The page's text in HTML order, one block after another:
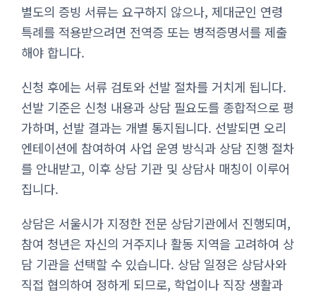
별도의 증빙 서류는 요구하지 않으나, 제대군인 연령
특례를 적용받으려면 전역증 또는 병적증명서를 제출
해야 합니다.
신청 후에는 서류 검토와 선발 절차를 거치게 됩니다.
선발 기준은 신청 내용과 상담 필요도를 종합적으로 평
가하며, 선발 결과는 개별 통지됩니다. 선발되면 오리
엔테이션에 참여하여 사업 운영 방식과 상담 진행 절차
를 안내받고, 이후 상담 기관 및 상담사 매칭이 이루어
집니다.
상담은 서울시가 지정한 전문 상담기관에서 진행되며,
참여 청년은 자신의 거주지나 활동 지역을 고려하여 상
담 기관을 선택할 수 있습니다. 상담 일정은 상담사와
직접 협의하여 정하게 되므로, 학업이나 직장 생활과